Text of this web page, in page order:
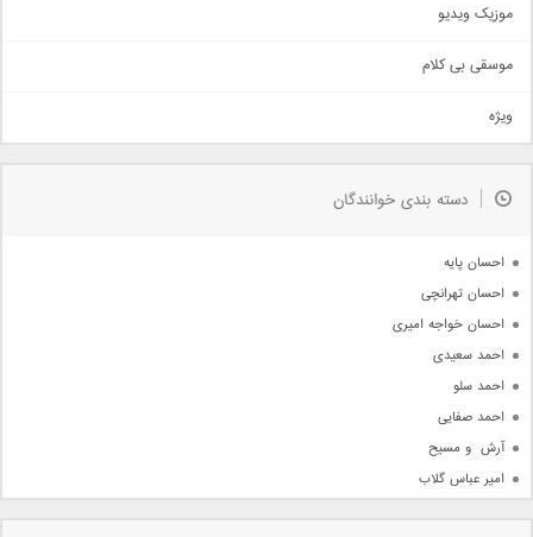
سنتی
اهنگ بندرعباسی
دمو
مذهبی
جدیدترین ها
موزیک ویدیو
موسقی بی کلام
ویژه
دسته بندی خوانندگان
احسان پایه
احسان تهرانچی
احسان خواجه امیری
احمد سعیدی
احمد سلو
احمد صفایی
آرش  و مسیح
امیر عباس گلاب